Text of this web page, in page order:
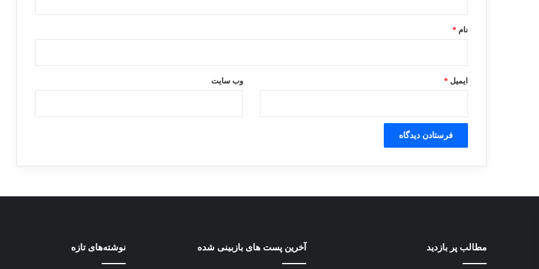
نام *
ایمیل * وب‌ سایت
مطالب پر بازدید آخرین پست های بازبینی شده
نوشته‌های تازه